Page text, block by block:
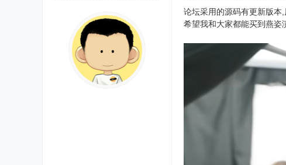
论坛采用的源码有更新版本
希望我和大家都能买到燕姿